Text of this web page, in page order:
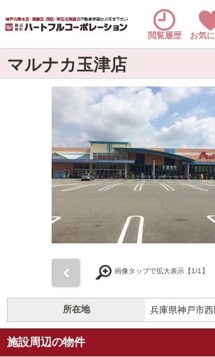
閲覧履歴 お気
マルナカ玉津店
画像タップで拡大表示【1/1】
所在地 兵庫県神戸市
施設周辺の物件